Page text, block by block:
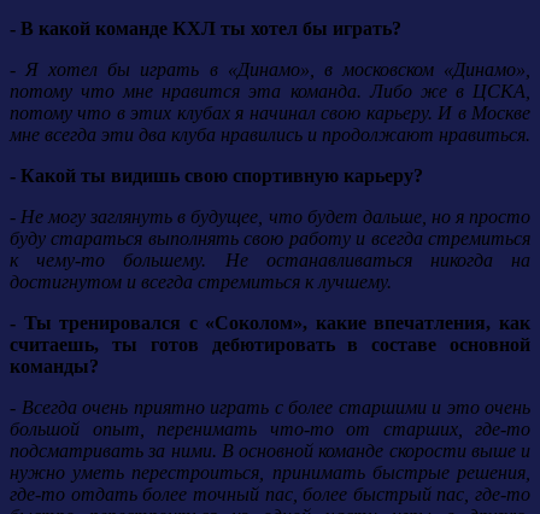
- В какой команде КХЛ ты хотел бы играть?
- Я хотел бы играть в «Динамо», в московском «Динамо»,
потому что мне нравится эта команда. Либо же в ЦСКА,
потому что в этих клубах я начинал свою карьеру. И в Москве
мне всегда эти два клуба нравились и продолжают нравиться.
- Какой ты видишь свою спортивную карьеру?
- Не могу заглянуть в будущее, что будет дальше, но я просто
буду стараться выполнять свою работу и всегда стремиться
к чему-то большему. Не останавливаться никогда на
достигнутом и всегда стремиться к лучшему.
- Ты тренировался с «Соколом», какие впечатления, как
считаешь, ты готов дебютировать в составе основной
команды?
- Всегда очень приятно играть с более старшими и это очень
большой опыт, перенимать что-то от старших, где-то
подсматривать за ними. В основной команде скорости выше и
нужно уметь перестроиться, принимать быстрые решения,
где-то отдать более точный пас, более быстрый пас, где-то